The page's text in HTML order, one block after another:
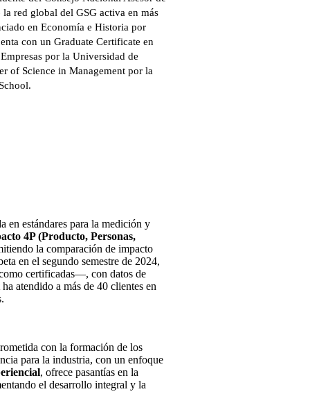
red global del GSG activa en más
en Economía e Historia por
con un Graduate Certificate en
por la Universidad de
of Science in Management por la
en estándares para la medición y
4P (Producto, Personas,
la comparación de impacto
en el segundo semestre de 2024,
certificadas—, con datos de
atendido a más de 40 clientes en
con la formación de los
para la industria, con un enfoque
, ofrece pasantías en la
el desarrollo integral y la